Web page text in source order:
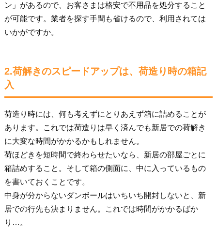
ン」があるので、お客さまは格安で不用品を処分すること
が可能です。業者を探す手間も省けるので、利用されては
いかがですか。
2.荷解きのスピードアップは、荷造り時の箱記
入
荷造り時には、何も考えずにとりあえず箱に詰めることが
あります。これでは荷造りは早く済んでも新居での荷解き
に大変な時間がかかるかもしれません。
荷ほどきを短時間で終わらせたいなら、新居の部屋ごとに
箱詰めすること。そして箱の側面に、中に入っているもの
を書いておくことです。
中身が分からないダンボールはいちいち開封しないと、新
居での行先も決まりません。これでは時間がかかるばか
り…。